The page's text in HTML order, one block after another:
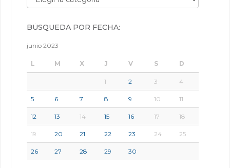
BÚSQUEDA POR FECHA:
junio 2023
L M X J V S D
1 2 3 4
5 6 7 8 9 10 11
12 13 14 15 16 17 18
19 20 21 22 23 24 25
26 27 28 29 30